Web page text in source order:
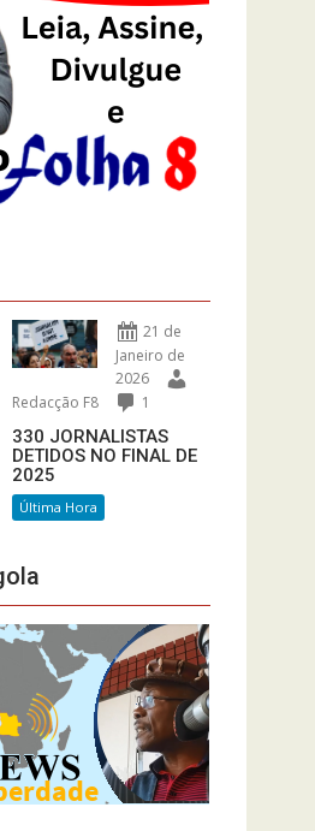
21 de
Janeiro de
2026
Redacção F8
1
330 JORNALISTAS
DETIDOS NO FINAL DE
2025
Última Hora